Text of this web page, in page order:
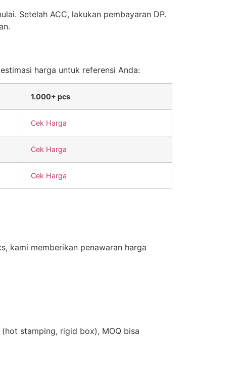
Setelah ACC, lakukan pembayaran DP.
harga untuk referensi Anda:
1.000+ pcs
Cek Harga
Cek Harga
Cek Harga
kami memberikan penawaran harga
stamping, rigid box), MOQ bisa